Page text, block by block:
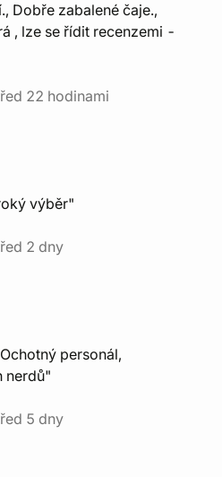
Dobře zabalené čaje.,
, lze se řídit recenzemi -
22 hodinami
výběr"
2 dny
personál,
nerdů"
5 dny